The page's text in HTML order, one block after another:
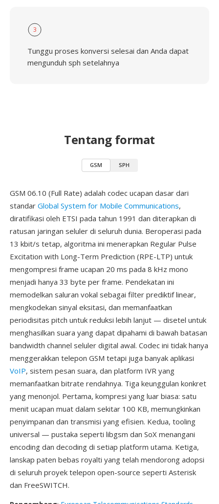
3
Tunggu proses konversi selesai dan Anda dapat
mengunduh sph setelahnya
Tentang format
GSM SPH
GSM 06.10 (Full Rate) adalah codec ucapan dasar dari
standar Global System for Mobile Communications,
diratifikasi oleh ETSI pada tahun 1991 dan diterapkan di
ratusan jaringan seluler di seluruh dunia. Beroperasi pada
13 kbit/s tetap, algoritma ini menerapkan Regular Pulse
Excitation with Long-Term Prediction (RPE-LTP) untuk
mengompresi frame ucapan 20 ms pada 8 kHz mono
menjadi hanya 33 byte per frame. Pendekatan ini
memodelkan saluran vokal sebagai filter prediktif linear,
mengkodekan sinyal eksitasi, dan memanfaatkan
periodisitas pitch untuk reduksi lebih lanjut — disetel untuk
menghasilkan suara yang dapat dipahami di bawah batasan
bandwidth channel seluler digital awal. Codec ini tidak hanya
menggerakkan telepon GSM tetapi juga banyak aplikasi
VoIP, sistem pesan suara, dan platform IVR yang
memanfaatkan bitrate rendahnya. Tiga keunggulan konkret
yang menonjol. Pertama, kompresi yang luar biasa: satu
menit ucapan muat dalam sekitar 100 KB, memungkinkan
penyimpanan dan transmisi yang efisien. Kedua, tooling
universal — pustaka seperti libgsm dan SoX menangani
encoding dan decoding di setiap platform utama. Ketiga,
lanskap paten bebas royalti yang telah mendorong adopsi
di seluruh proyek telepon open-source seperti Asterisk
dan FreeSWITCH.